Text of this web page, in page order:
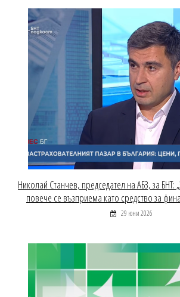
Николай Станчев, председател на АБЗ, за БНТ:
повече се възприема като средство за
29 юни 2026